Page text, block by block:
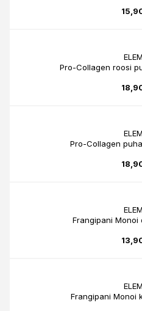
Pro-Collagen roosi
Pro-Collagen
Frangipani Monoi
Frangipani Monoi